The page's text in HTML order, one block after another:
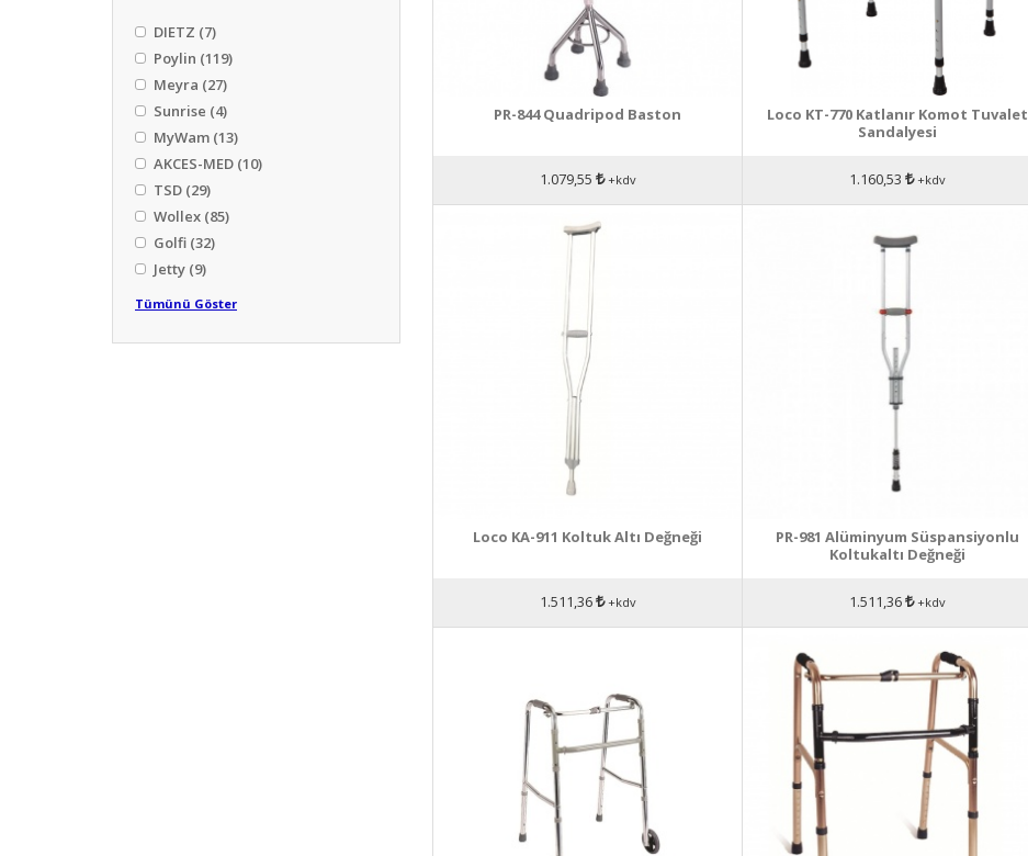
DIETZ (7)
Poylin (119)
Meyra (27)
Sunrise (4)
MyWam (13)
AKCES-MED (10)
TSD (29)
Wollex (85)
Golfi (32)
Jetty (9)
Tümünü Göster
PR-844 Quadripod Baston
1.079,55 +kdv
Loco KT-770 Katlanır Komot Tuvalet
Sandalyesi
1.160,53 +kdv
Loco KA-911 Koltuk Altı Değneği
1.511,36 +kdv
PR-981 Alüminyum Süspansiyonlu
Koltukaltı Değneği
1.511,36 +kdv